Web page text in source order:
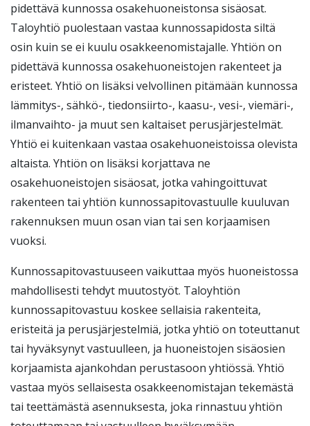
pidettävä kunnossa osakehuoneistonsa sisäosat.
Taloyhtiö puolestaan vastaa kunnossapidosta siltä
osin kuin se ei kuulu osakkeenomistajalle. Yhtiön on
pidettävä kunnossa osakehuoneistojen rakenteet ja
eristeet. Yhtiö on lisäksi velvollinen pitämään kunnossa
lämmitys-, sähkö-, tiedonsiirto-, kaasu-, vesi-, viemäri-,
ilmanvaihto- ja muut sen kaltaiset perusjärjestelmät.
Yhtiö ei kuitenkaan vastaa osakehuoneistoissa olevista
altaista. Yhtiön on lisäksi korjattava ne
osakehuoneistojen sisäosat, jotka vahingoittuvat
rakenteen tai yhtiön kunnossapitovastuulle kuuluvan
rakennuksen muun osan vian tai sen korjaamisen
vuoksi.
Kunnossapitovastuuseen vaikuttaa myös huoneistossa
mahdollisesti tehdyt muutostyöt. Taloyhtiön
kunnossapitovastuu koskee sellaisia rakenteita,
eristeitä ja perusjärjestelmiä, jotka yhtiö on toteuttanut
tai hyväksynyt vastuulleen, ja huoneistojen sisäosien
korjaamista ajankohdan perustasoon yhtiössä. Yhtiö
vastaa myös sellaisesta osakkeenomistajan tekemästä
tai teettämästä asennuksesta, joka rinnastuu yhtiön